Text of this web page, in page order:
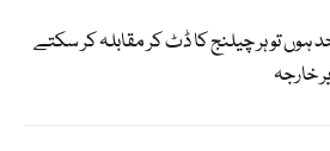
ہوں تو ہر چیلنج کا ڈٹ کر مقابلہ کر سکتے
خارجہ